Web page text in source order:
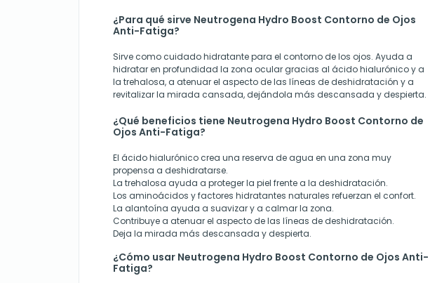
¿Para qué sirve Neutrogena Hydro Boost Contorno de Ojos
Anti-Fatiga?
Sirve como cuidado hidratante para el contorno de los ojos. Ayuda a
hidratar en profundidad la zona ocular gracias al ácido hialurónico y a
la trehalosa, a atenuar el aspecto de las líneas de deshidratación y a
revitalizar la mirada cansada, dejándola más descansada y despierta.
¿Qué beneficios tiene Neutrogena Hydro Boost Contorno de
Ojos Anti-Fatiga?
El ácido hialurónico crea una reserva de agua en una zona muy
propensa a deshidratarse.
La trehalosa ayuda a proteger la piel frente a la deshidratación.
Los aminoácidos y factores hidratantes naturales refuerzan el confort.
La alantoína ayuda a suavizar y a calmar la zona.
Contribuye a atenuar el aspecto de las líneas de deshidratación.
Deja la mirada más descansada y despierta.
¿Cómo usar Neutrogena Hydro Boost Contorno de Ojos Anti-
Fatiga?